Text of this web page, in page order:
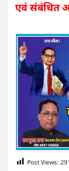
एवं संबंधित
Post Views: